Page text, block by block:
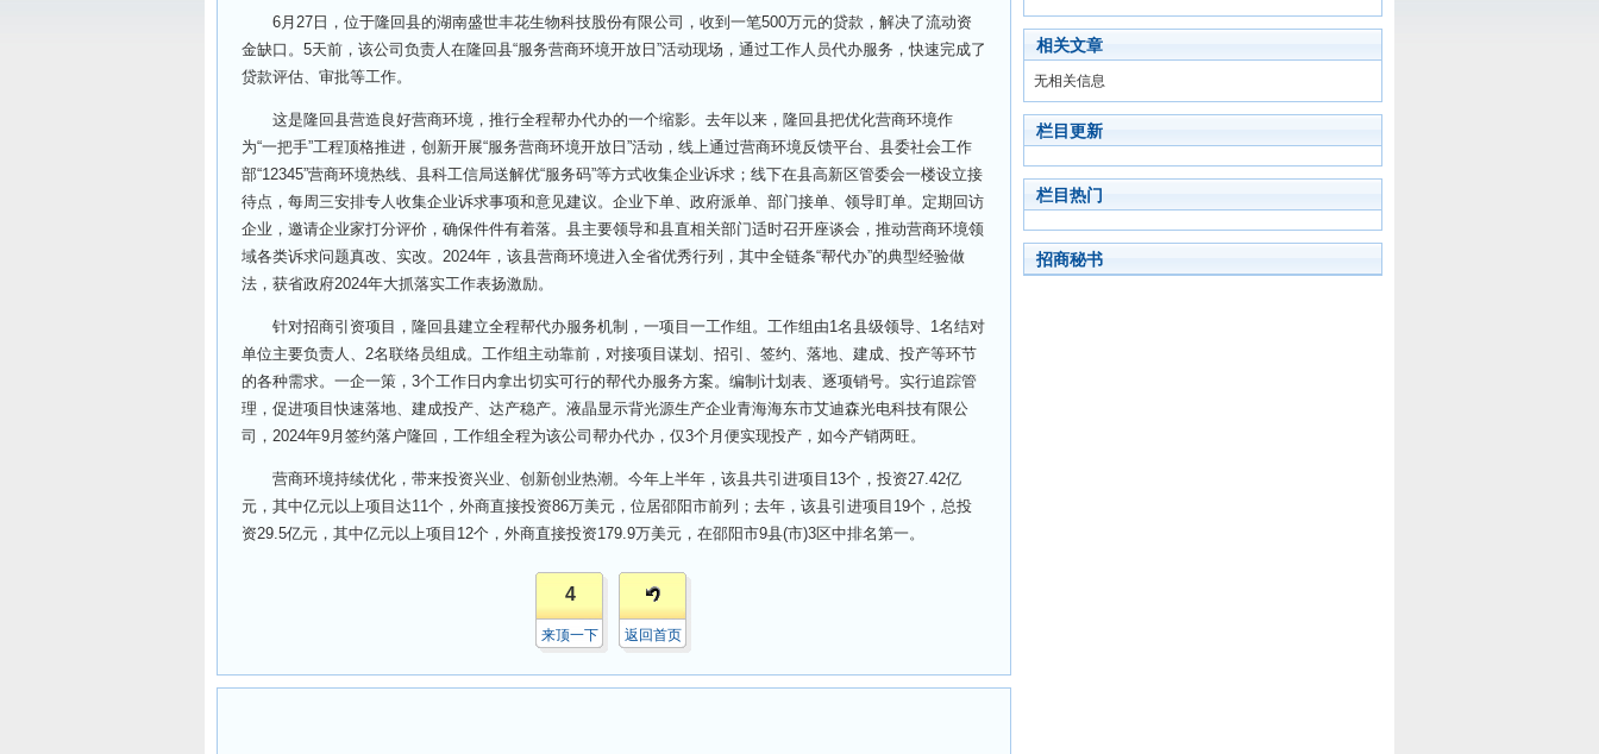
6月27日，位于隆回县的湖南盛世丰花生物科技股份有限公司，收到一笔500万元的贷款，解决了流动资
金缺口。5天前，该公司负责人在隆回县“服务营商环境开放日”活动现场，通过工作人员代办服务，快速完成了
贷款评估、审批等工作。
这是隆回县营造良好营商环境，推行全程帮办代办的一个缩影。去年以来，隆回县把优化营商环境作
为“一把手”工程顶格推进，创新开展“服务营商环境开放日”活动，线上通过营商环境反馈平台、县委社会工作
部“12345”营商环境热线、县科工信局送解优“服务码”等方式收集企业诉求；线下在县高新区管委会一楼设立接
待点，每周三安排专人收集企业诉求事项和意见建议。企业下单、政府派单、部门接单、领导盯单。定期回访
企业，邀请企业家打分评价，确保件件有着落。县主要领导和县直相关部门适时召开座谈会，推动营商环境领
域各类诉求问题真改、实改。2024年，该县营商环境进入全省优秀行列，其中全链条“帮代办”的典型经验做
法，获省政府2024年大抓落实工作表扬激励。
针对招商引资项目，隆回县建立全程帮代办服务机制，一项目一工作组。工作组由1名县级领导、1名结对
单位主要负责人、2名联络员组成。工作组主动靠前，对接项目谋划、招引、签约、落地、建成、投产等环节
的各种需求。一企一策，3个工作日内拿出切实可行的帮代办服务方案。编制计划表、逐项销号。实行追踪管
理，促进项目快速落地、建成投产、达产稳产。液晶显示背光源生产企业青海海东市艾迪森光电科技有限公
司，2024年9月签约落户隆回，工作组全程为该公司帮办代办，仅3个月便实现投产，如今产销两旺。
营商环境持续优化，带来投资兴业、创新创业热潮。今年上半年，该县共引进项目13个，投资27.42亿
元，其中亿元以上项目达11个，外商直接投资86万美元，位居邵阳市前列；去年，该县引进项目19个，总投
资29.5亿元，其中亿元以上项目12个，外商直接投资179.9万美元，在邵阳市9县(市)3区中排名第一。
4
来顶一下 返回首页
相关文章
无相关信息
栏目更新
栏目热门
招商秘书